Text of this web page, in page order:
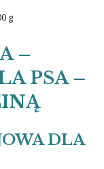
g
–
PSA –
DLA